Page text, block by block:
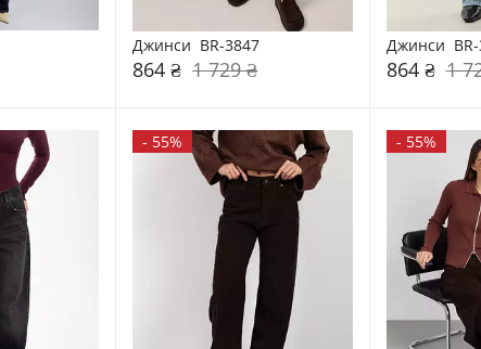
Джинси  BR-3847
864 ₴ 1 729 ₴
Джинси
864 ₴ 1
- 55% - 55%